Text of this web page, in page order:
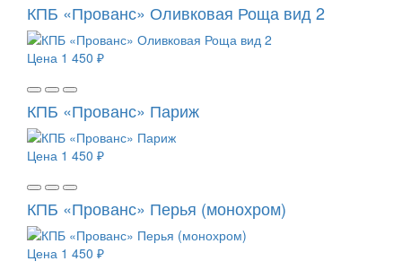
КПБ «Прованс» Оливковая Роща вид 2
Цена 1 450 ₽
КПБ «Прованс» Париж
Цена 1 450 ₽
КПБ «Прованс» Перья (монохром)
Цена 1 450 ₽